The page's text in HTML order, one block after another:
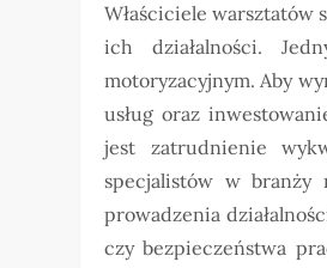
Właściciele warsztatów
ich działalności.
motoryzacyjnym. Aby
usług oraz
jest zatrudnienie
specjalistów w branży
prowadzenia
czy bezpieczeństwa